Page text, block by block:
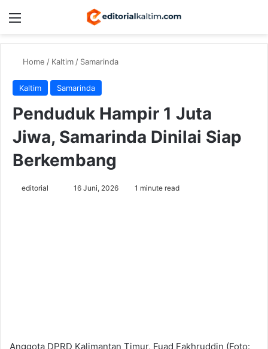
Menu
Home / Kaltim/ Samarinda
Kaltim Samarinda
Penduduk Hampir 1 Juta
Jiwa, Samarinda Dinilai Siap
Berkembang
editorial
Send16 Juni, 2026 1 minute read
Anggota DPRD Kalimantan Timur, Fuad Fakhruddin (Foto: